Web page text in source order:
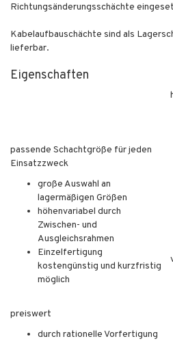
Richtungsänderungsschächte
Kabelaufbauschächte sind als
lieferbar.
Eigenschaften
passende Schachtgröße für jeden
Einsatzzweck
große Auswahl an
lagermäßigen Größen
höhenvariabel durch
Zwischen- und
Ausgleichsrahmen
Einzelfertigung
kostengünstig und kurzfristig
möglich
preiswert
durch rationelle Vorfertigung